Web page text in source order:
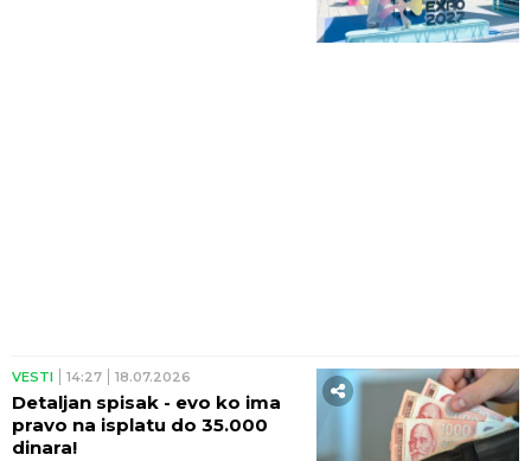
VESTI 14:27 18.07.2026
Detaljan spisak - evo ko ima
pravo na isplatu do 35.000
dinara!